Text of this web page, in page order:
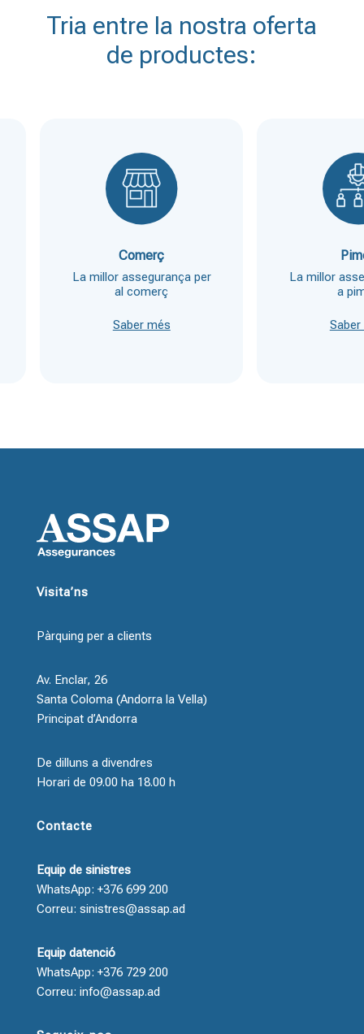
Tria entre la nostra oferta
de productes:
Comerç
La millor assegurança per
al comerç
Saber més
La millor
a
Visita’ns
Pàrquing per a clients
Av. Enclar, 26
Santa Coloma (Andorra la Vella)
Principat d’Andorra
De dilluns a divendres
Horari de 09.00 ha 18.00 h
Contacte
Equip de sinistres
WhatsApp: +376 699 200
Correu: sinistres@assap.ad
Equip datenció
WhatsApp: +376 729 200
Correu: info@assap.ad